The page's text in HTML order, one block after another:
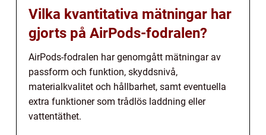
Vilka kvantitativa mätningar har
gjorts på AirPods-fodralen?
AirPods-fodralen har genomgått mätningar av
passform och funktion, skyddsnivå,
materialkvalitet och hållbarhet, samt eventuella
extra funktioner som trådlös laddning eller
vattentäthet.